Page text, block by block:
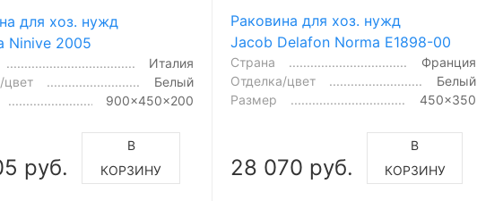
для хоз. нужд
Ninive 2005
Италия
цвет
Белый
900x450x200
руб.
В
КОРЗИНУ
Раковина для хоз. нужд
Jacob Delafon Norma E1898-00
Страна
Франция
Отделка/цвет
Белый
Размер
450x350
28 070 руб.
В
КОРЗИНУ